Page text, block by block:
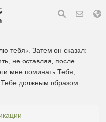
тебя». Затем он сказал:
не оставляя, после
мне поминать Тебя,
Тебе должным образом